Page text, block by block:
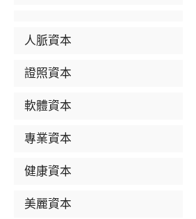
人脈資本
證照資本
軟體資本
專業資本
健康資本
美麗資本